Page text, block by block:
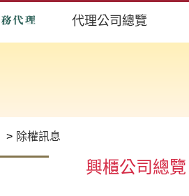
代理公司總覽
除權訊息
興櫃公司總覽